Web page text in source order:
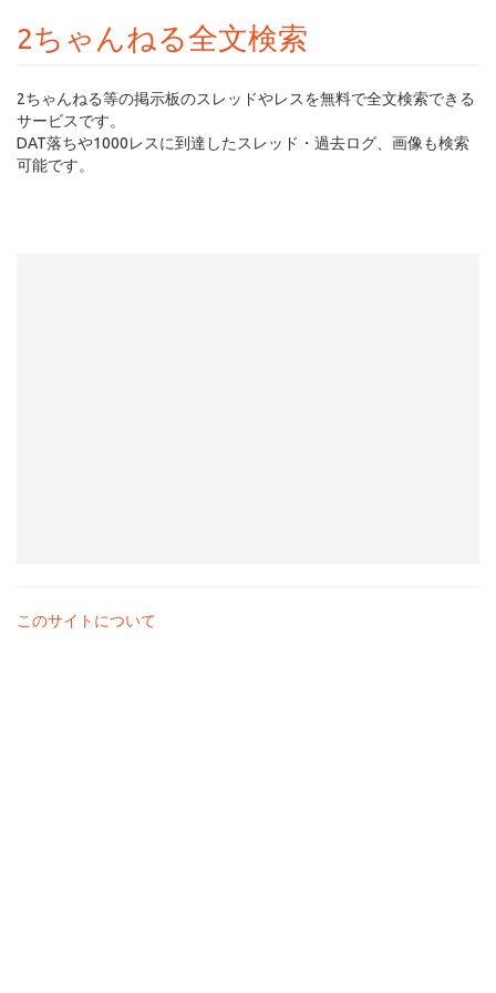
2ちゃんねる全文検索
2ちゃんねる等の掲示板のスレッドやレスを無料で全文検索できる
サービスです。
DAT落ちや1000レスに到達したスレッド・過去ログ、画像も検索
可能です。
このサイトについて